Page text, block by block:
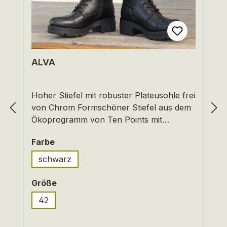
ALVA
Hoher Stiefel mit robuster Plateusohle frei
von Chrom Formschöner Stiefel aus dem
Ökoprogramm von Ten Points mit
Nähten und hoher Schnürung. Durch den
Reißverschluss an der Innenseite und die
praktischen Anziehschlaufen lassen sich
die Stiefel bequem an- und ausziehen. Das
Oberleder ist ein fein strukturiertes
Rindleder – pflanzlich gegerbt und frei von
Farbeauswählen
schwarz
Größeauswählen
42